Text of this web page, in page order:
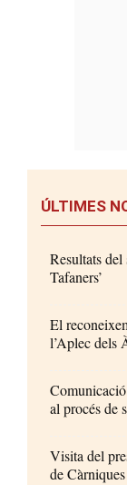
ÚLTIMES
Resultats
Tafaners’
El
l’Aplec dels
al procés de
Visita del
de